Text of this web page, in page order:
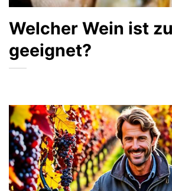
Welcher Wein ist
geeignet?